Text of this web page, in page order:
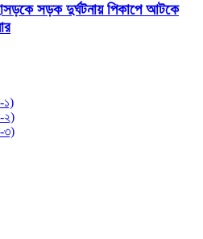
সড়ক দুর্ঘটনায় পিকাপে আটকে
১)
২)
৩)